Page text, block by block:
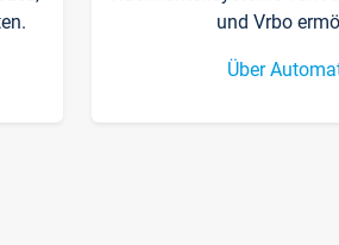
und Vrbo
Über